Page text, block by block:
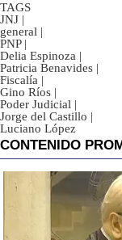
TAGS
JNJ |
general |
PNP |
Delia Espinoza |
Patricia Benavides |
Fiscalía |
Gino Ríos |
Poder Judicial |
Jorge del Castillo |
Luciano López